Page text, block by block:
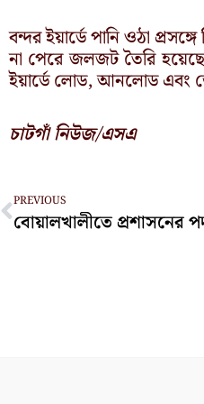
বন্দর ইয়ার্ডে পানি ওঠা
না পেরে জলজট তৈরি
ইয়ার্ডে লোড, আনলোড এবং
চাটগাঁ নিউজ/এসএ
Prev
PREVIOUS